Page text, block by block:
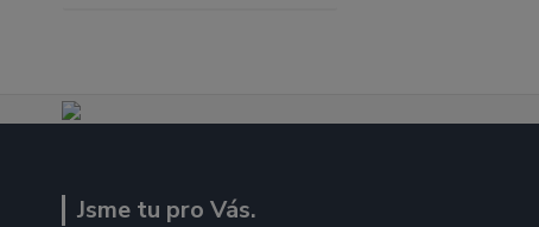
Jsme tu pro Vás.